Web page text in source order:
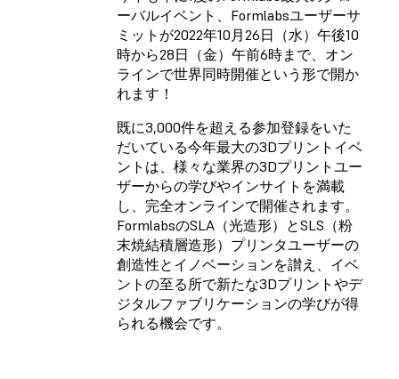
ーバルイベント、Formlabsユーザーサ
ミットが2022年10月26日（水）午後10
時から28日（金）午前6時まで、オン
ラインで世界同時開催という形で開か
れます！
既に3,000件を超える参加登録をいた
だいている今年最大の3Dプリントイベ
ントは、様々な業界の3Dプリントユー
ザーからの学びやインサイトを満載
し、完全オンラインで開催されます。
FormlabsのSLA（光造形）とSLS（粉
末焼結積層造形）プリンタユーザーの
創造性とイノベーションを讃え、イベ
ントの至る所で新たな3Dプリントやデ
ジタルファブリケーションの学びが得
られる機会です。